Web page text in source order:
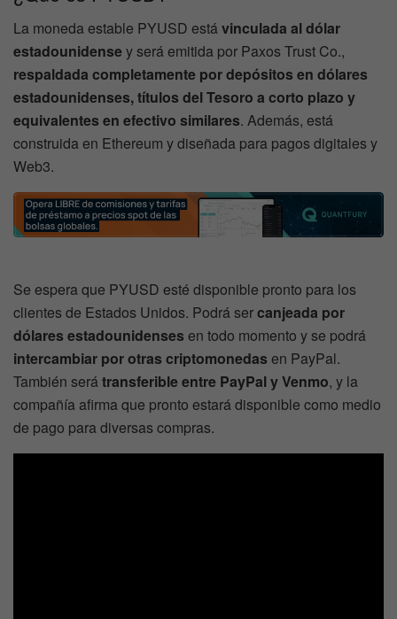
La moneda estable PYUSD está vinculada al dólar
estadounidensey será emitida por Paxos Trust Co.,
respaldada completamente por depósitos en dólares
estadounidenses, títulos del Tesoro a corto plazo y
equivalentes en efectivo similares. Además, está
construida en Ethereum y diseñada para pagos digitales y
Web3.
Se espera que PYUSD esté disponible pronto para los
clientes de Estados Unidos. Podrá sercanjeada por
dólares estadounidenses en todo momento y se podrá
intercambiar por otras criptomonedas en PayPal.
También serátransferible entre PayPal y Venmo, y la
compañía afirma que pronto estará disponible como medio
de pago para diversas compras.